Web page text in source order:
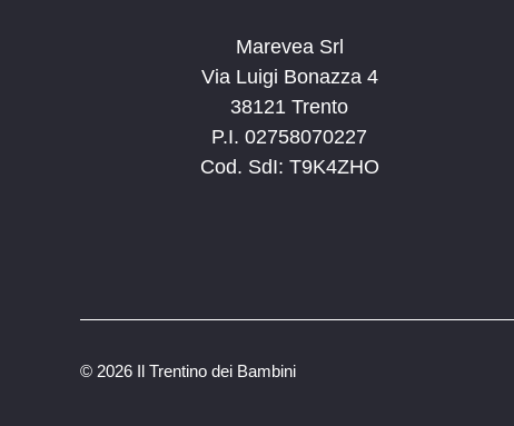
Marevea Srl
Via Luigi Bonazza 4
38121 Trento
P.I. 02758070227
Cod. SdI: T9K4ZHO
© 2026 Il Trentino dei Bambini